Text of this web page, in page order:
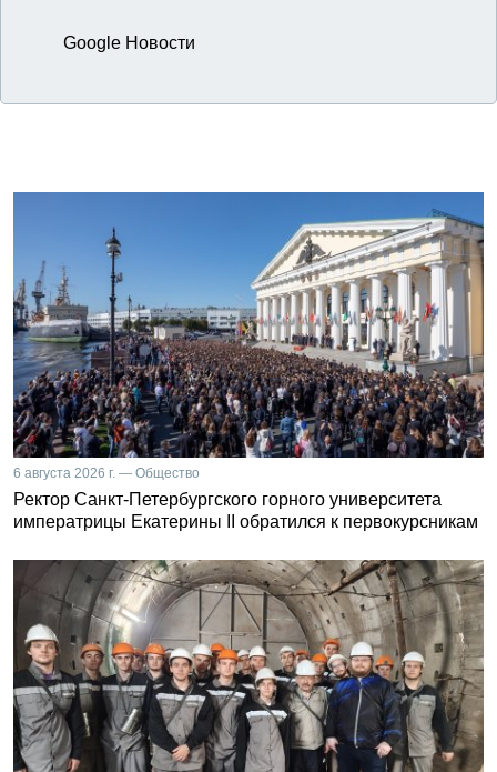
Google Новости
6 августа 2026 г. — Общество
Ректор Санкт-Петербургского горного университета
императрицы Екатерины II обратился к первокурсникам